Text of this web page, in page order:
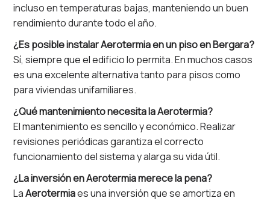
incluso en temperaturas bajas, manteniendo un buen
rendimiento durante todo el año.
¿Es posible instalar Aerotermia en un piso en Bergara?
Sí, siempre que el edificio lo permita. En muchos casos
es una excelente alternativa tanto para pisos como
para viviendas unifamiliares.
¿Qué mantenimiento necesita la Aerotermia?
El mantenimiento es sencillo y económico. Realizar
revisiones periódicas garantiza el correcto
funcionamiento del sistema y alarga su vida útil.
¿La inversión en Aerotermia merece la pena?
LaAerotermiaes una inversión que se amortiza en